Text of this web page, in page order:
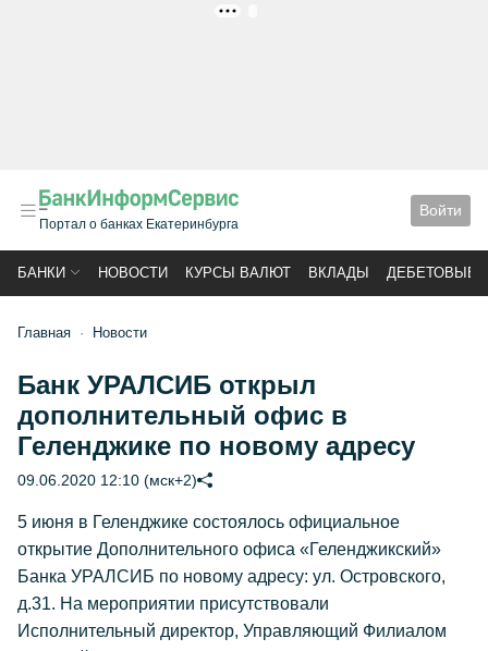
Портал о банках Екатеринбурга
Войти
БАНКИ НОВОСТИ КУРСЫ ВАЛЮТ ВКЛАДЫ ДЕБЕТОВЫЕ
Главная Новости
Банк УРАЛСИБ открыл
дополнительный офис в
Геленджике по новому адресу
09.06.2020 12:10 (мск+2)
5 июня в Геленджике состоялось официальное
открытие Дополнительного офиса «Геленджикский»
Банка УРАЛСИБ по новому адресу: ул. Островского,
д.31. На мероприятии присутствовали
Исполнительный директор, Управляющий Филиалом